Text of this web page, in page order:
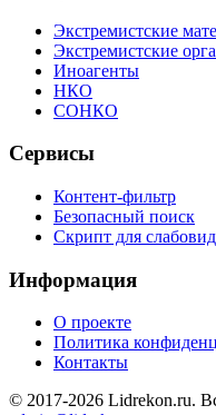
Экстремистские
Экстремистские
Иноагенты
НКО
СОНКО
Сервисы
Контент-фильтр
Безопасный поиск
Скрипт для
Информация
О проекте
Политика
Контакты
© 2017-2026 Lidrekon.ru.